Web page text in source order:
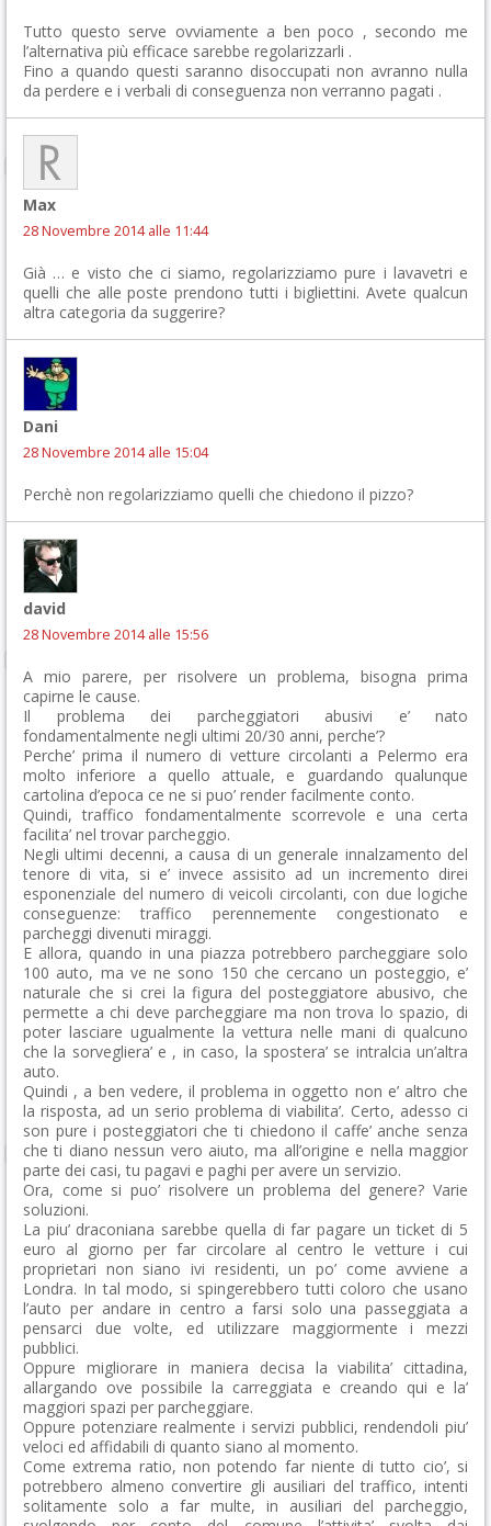
Tutto questo serve ovviamente a ben poco , secondo me
l’alternativa più efficace sarebbe regolarizzarli .
Fino a quando questi saranno disoccupati non avranno nulla
da perdere e i verbali di conseguenza non verranno pagati .
Max
28 Novembre 2014 alle 11:44
Già … e visto che ci siamo, regolarizziamo pure i lavavetri e
quelli che alle poste prendono tutti i bigliettini. Avete qualcun
altra categoria da suggerire?
Dani
28 Novembre 2014 alle 15:04
Perchè non regolarizziamo quelli che chiedono il pizzo?
david
28 Novembre 2014 alle 15:56
A mio parere, per risolvere un problema, bisogna prima
capirne le cause.
Il problema dei parcheggiatori abusivi e’ nato
fondamentalmente negli ultimi 20/30 anni, perche’?
Perche’ prima il numero di vetture circolanti a Pelermo era
molto inferiore a quello attuale, e guardando qualunque
cartolina d’epoca ce ne si puo’ render facilmente conto.
Quindi, traffico fondamentalmente scorrevole e una certa
facilita’ nel trovar parcheggio.
Negli ultimi decenni, a causa di un generale innalzamento del
tenore di vita, si e’ invece assisito ad un incremento direi
esponenziale del numero di veicoli circolanti, con due logiche
conseguenze: traffico perennemente congestionato e
parcheggi divenuti miraggi.
E allora, quando in una piazza potrebbero parcheggiare solo
100 auto, ma ve ne sono 150 che cercano un posteggio, e’
naturale che si crei la figura del posteggiatore abusivo, che
permette a chi deve parcheggiare ma non trova lo spazio, di
poter lasciare ugualmente la vettura nelle mani di qualcuno
che la sorvegliera’ e , in caso, la spostera’ se intralcia un’altra
auto.
Quindi , a ben vedere, il problema in oggetto non e’ altro che
la risposta, ad un serio problema di viabilita’. Certo, adesso ci
son pure i posteggiatori che ti chiedono il caffe’ anche senza
che ti diano nessun vero aiuto, ma all’origine e nella maggior
parte dei casi, tu pagavi e paghi per avere un servizio.
Ora, come si puo’ risolvere un problema del genere? Varie
soluzioni.
La piu’ draconiana sarebbe quella di far pagare un ticket di 5
euro al giorno per far circolare al centro le vetture i cui
proprietari non siano ivi residenti, un po’ come avviene a
Londra. In tal modo, si spingerebbero tutti coloro che usano
l’auto per andare in centro a farsi solo una passeggiata a
pensarci due volte, ed utilizzare maggiormente i mezzi
pubblici.
Oppure migliorare in maniera decisa la viabilita’ cittadina,
allargando ove possibile la carreggiata e creando qui e la’
maggiori spazi per parcheggiare.
Oppure potenziare realmente i servizi pubblici, rendendoli piu’
veloci ed affidabili di quanto siano al momento.
Come extrema ratio, non potendo far niente di tutto cio’, si
potrebbero almeno convertire gli ausiliari del traffico, intenti
solitamente solo a far multe, in ausiliari del parcheggio,